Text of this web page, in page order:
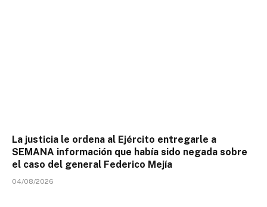
La justicia le ordena al Ejército entregarle a
SEMANA información que había sido negada sobre
el caso del general Federico Mejía
04/08/2026